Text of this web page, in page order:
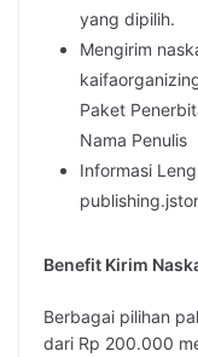
yang dipilih.
Mengirim
Paket
Nama Penulis
Informasi
Benefit Kirim
Berbagai pilihan
dari Rp 200.000